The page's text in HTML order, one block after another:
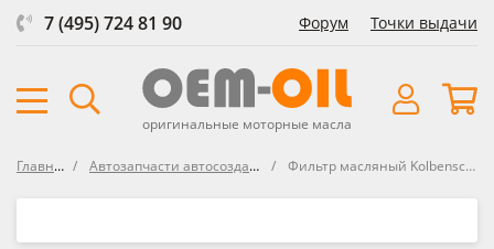
7 (495) 724 81 90 Форум Точки выдачи
оригинальные моторные масла
Главная Автозапчасти автосозданные Фильтр масляный Kolbenschmidt